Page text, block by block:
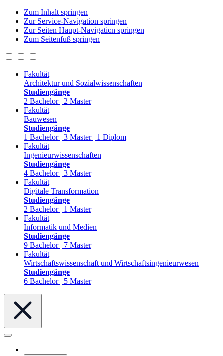
Zum Inhalt springen
Zur Service-Navigation springen
Zur Seiten Haupt-Navigation springen
Zum Seitenfuß springen
Fakultät
Architektur und Sozialwissenschaften
Studiengänge
2 Bachelor | 2 Master
Fakultät
Bauwesen
Studiengänge
1 Bachelor | 3 Master | 1 Diplom
Fakultät
Ingenieurwissenschaften
Studiengänge
4 Bachelor | 3 Master
Fakultät
Digitale Transformation
Studiengänge
2 Bachelor | 1 Master
Fakultät
Informatik und Medien
Studiengänge
9 Bachelor | 7 Master
Fakultät
Wirtschaftswissenschaft und Wirtschaftsingenieurwesen
Studiengänge
6 Bachelor | 5 Master